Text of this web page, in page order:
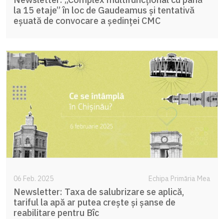
la 15 etaje” în loc de Gaudeamus și tentativă
eșuată de convocare a ședinței CMC
06 Feb. 2025 Echipa Primăria Mea
Newsletter: Taxa de salubrizare se aplică,
tariful la apă ar putea crește și șanse de
reabilitare pentru Bîc